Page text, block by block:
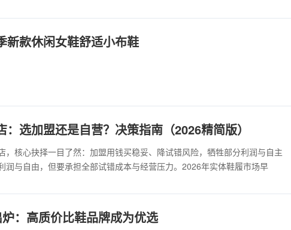
新款休闲女鞋舒适小布鞋
：选加盟还是自营？决策指南（2026精简版）
，核心抉择一目了然：加盟用钱买稳妥、降试错风险，牺牲部分利润与自主
润与自由，但要承担全部试错成本与经营压力。2026年实体鞋履市场早
：高质价比鞋品牌成为优选